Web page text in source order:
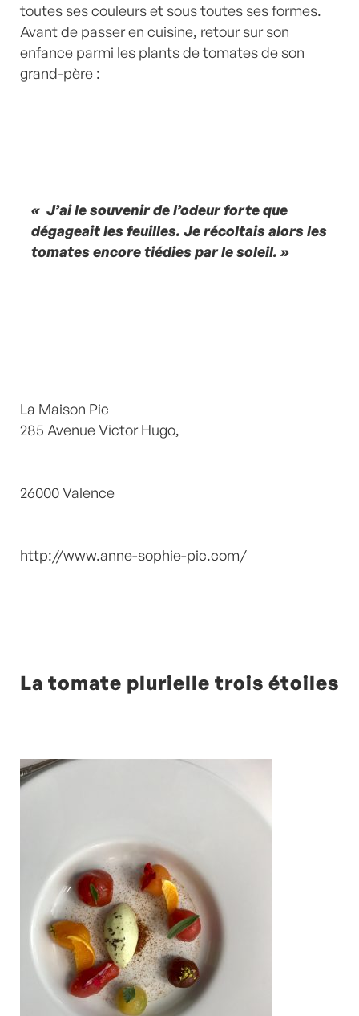
toutes ses couleurs et sous toutes ses formes.
Avant de passer en cuisine, retour sur son
enfance parmi les plants de tomates de son
grand-père :
« J’ai le souvenir de l’odeur forte que
dégageait les feuilles. Je récoltais alors les
tomates encore tiédies par le soleil. »
La Maison Pic
285 Avenue Victor Hugo,
26000 Valence
http://www.anne-sophie-pic.com/
La tomate plurielle trois étoiles